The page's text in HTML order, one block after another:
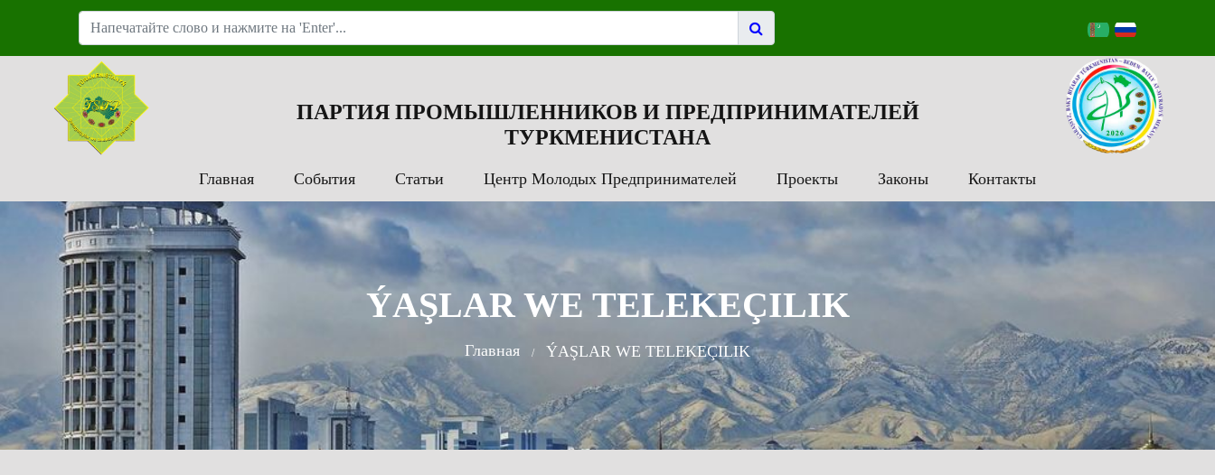
ПАРТИЯ ПРОМЫШЛЕННИКОВ И ПРЕДПРИНИМАТЕЛЕЙ
ТУРКМЕНИСТАНА
Главная События Статьи Центр Молодых Предпринимателей Проекты Законы Контакты
ÝAŞLAR WE TELEKEÇILIK
Главная ÝAŞLAR WE TELEKEÇILIK